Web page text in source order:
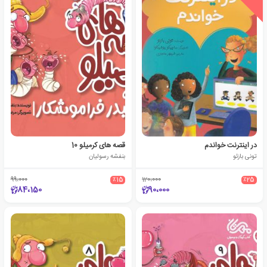
در اینترنت خواندم
تونی بازئو
٪25 120،000
90،000
قصه های کرمیلو 10
بنفشه رسولیان
٪15 99،000
84،150